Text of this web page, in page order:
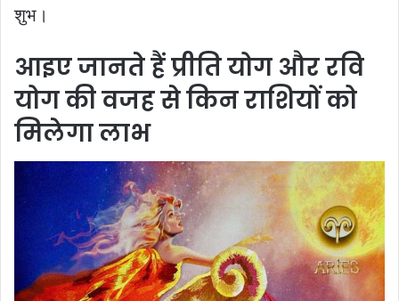
शुभ।
आइए जानते हैं प्रीति योग और रवि
योग की वजह से किन राशियों को
मिलेगा लाभ